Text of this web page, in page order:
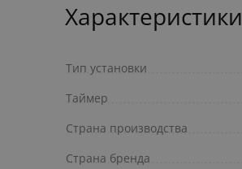
Характеристики
Тип установки
Таймер
Страна производства
Страна бренда